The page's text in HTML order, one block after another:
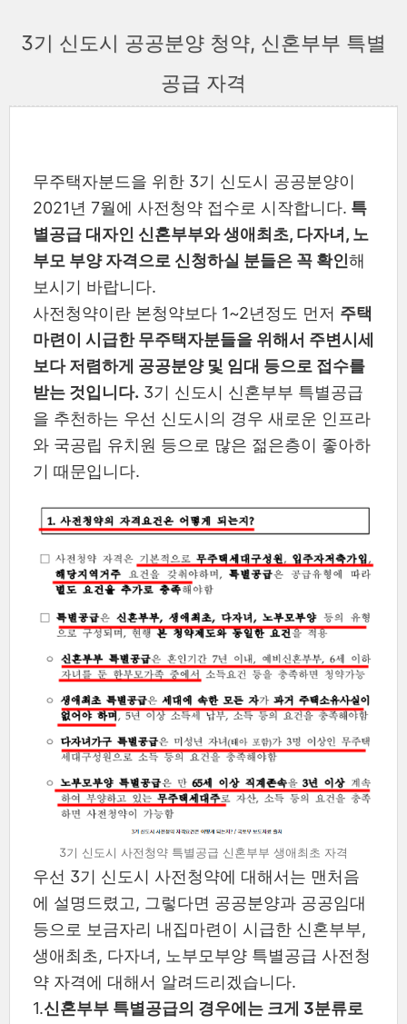
3기 신도시 공공분양 청약, 신혼부부 특별
공급 자격
무주택자분드을 위한 3기 신도시 공공분양이
2021년 7월에 사전청약 접수로 시작합니다. 특
별공급 대자인 신혼부부와 생애최초, 다자녀, 노
부모 부양 자격으로 신청하실 분들은 꼭 확인해
보시기 바랍니다.
사전청약이란 본청약보다 1~2년정도 먼저 주택
마련이 시급한 무주택자분들을 위해서 주변시세
보다 저렴하게 공공분양 및 임대 등으로 접수를
받는 것입니다. 3기 신도시 신혼부부 특별공급
을 추천하는 우선 신도시의 경우 새로운 인프라
와 국공립 유치원 등으로 많은 젊은층이 좋아하
기 때문입니다.
3기 신도시 사전청약 특별공급 신혼부부 생애최초 자격
우선 3기 신도시 사전청약에 대해서는 맨처음
에 설명드렸고, 그렇다면 공공분양과 공공임대
등으로 보금자리 내집마련이 시급한 신혼부부,
생애최초, 다자녀, 노부모부양 특별공급 사전청
약 자격에 대해서 알려드리겠습니다.
1.신혼부부 특별공급의 경우에는 크게 3분류로